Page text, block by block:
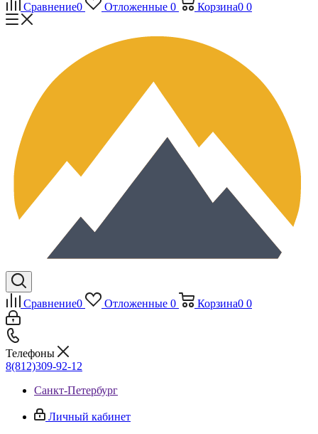
Сравнение0 Отложенные 0 Корзина0 0
Сравнение0 Отложенные 0 Корзина0 0
Телефоны
8(812)309-92-12
Санкт-Петербург
Личный кабинет